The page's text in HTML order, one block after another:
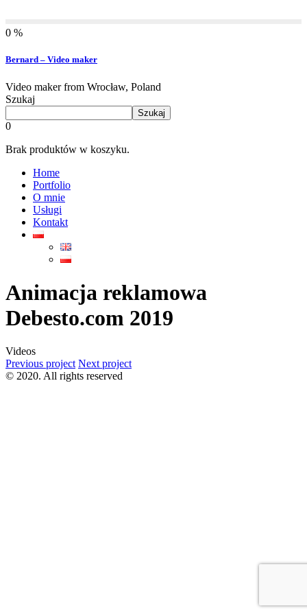
0 %
Bernard – Video maker
Video maker from Wrocław, Poland
Szukaj
Szukaj
0
Brak produktów w koszyku.
Home
Portfolio
O mnie
Usługi
Kontakt
Animacja reklamowa
Debesto.com 2019
Videos
Previous project Next project
© 2020. All rights reserved